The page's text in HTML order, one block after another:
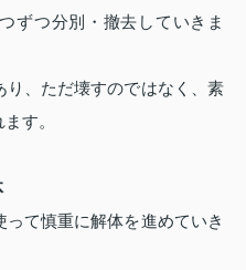
ずつ分別・撤去していきま
、ただ壊すのではなく、素
す。
て慎重に解体を進めていき